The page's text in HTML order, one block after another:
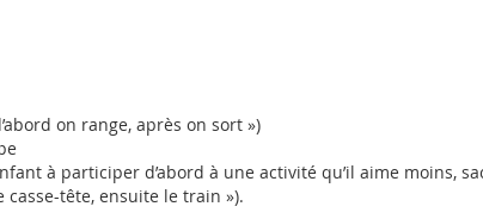
on range, après on sort »)
à participer d’abord à une activité qu’il aime moins,
casse-tête, ensuite le train »).